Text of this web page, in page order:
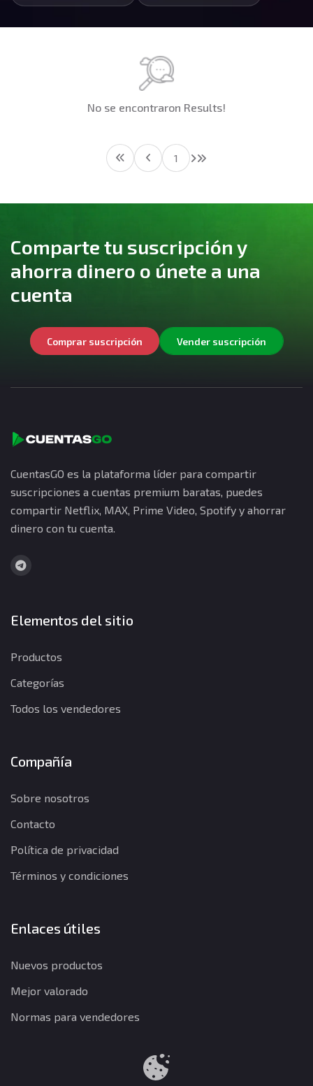
No se encontraron Results!
1
Comparte tu suscripción y
ahorra dinero o únete a una
cuenta
Comprar suscripción Vender suscripción
CuentasGO es la plataforma líder para compartir
suscripciones a cuentas premium baratas, puedes
compartir Netflix, MAX, Prime Video, Spotify y ahorrar
dinero con tu cuenta.
Elementos del sitio
Productos
Categorías
Todos los vendedores
Compañía
Sobre nosotros
Contacto
Política de privacidad
Términos y condiciones
Enlaces útiles
Nuevos productos
Mejor valorado
Normas para vendedores
Términos y condiciones